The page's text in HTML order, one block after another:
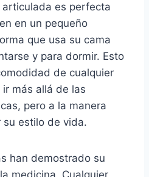
es perfecta
en un pequeño
que usa su cama
y para dormir. Esto
de cualquier
más allá de las
pero a la manera
su estilo de vida.
han demostrado su